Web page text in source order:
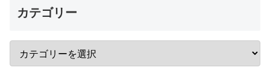
カテゴリー